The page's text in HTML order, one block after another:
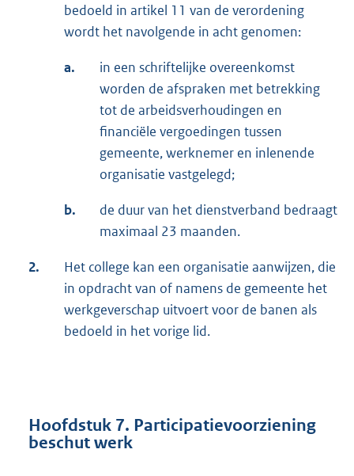
bedoeld in artikel 11 van de verordening
wordt het navolgende in acht genomen:
a.
in een schriftelijke overeenkomst
worden de afspraken met betrekking
tot de arbeidsverhoudingen en
financiële vergoedingen tussen
gemeente, werknemer en inlenende
organisatie vastgelegd;
b.
de duur van het dienstverband bedraagt
maximaal 23 maanden.
2.
Het college kan een organisatie aanwijzen, die
in opdracht van of namens de gemeente het
werkgeverschap uitvoert voor de banen als
bedoeld in het vorige lid.
Hoofdstuk 7. Participatievoorziening
beschut werk